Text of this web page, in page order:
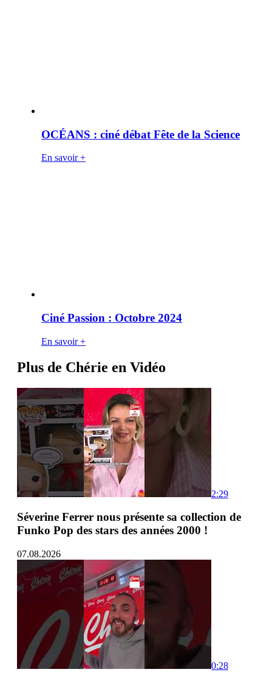
OCÉANS : ciné débat Fête de la Science
En savoir +
Ciné Passion : Octobre 2024
En savoir +
Plus de Chérie en Vidéo
2:29
Séverine Ferrer nous présente sa collection de
Funko Pop des stars des années 2000 !
07.08.2026
0:28